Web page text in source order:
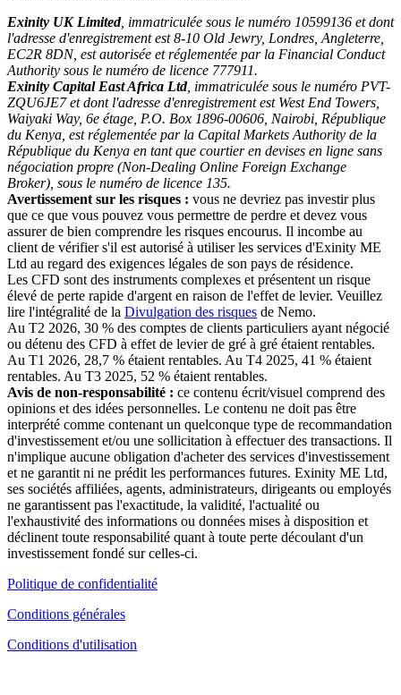
Exinity UK Limited, immatriculée sous le numéro 10599136 et dont
l'adresse d'enregistrement est 8-10 Old Jewry, Londres, Angleterre,
EC2R 8DN, est autorisée et réglementée par la Financial Conduct
Authority sous le numéro de licence 777911.
Exinity Capital East Africa Ltd, immatriculée sous le numéro PVT-
ZQU6JE7 et dont l'adresse d'enregistrement est West End Towers,
Waiyaki Way, 6e étage, P.O. Box 1896-00606, Nairobi, République
du Kenya, est réglementée par la Capital Markets Authority de la
République du Kenya en tant que courtier en devises en ligne sans
négociation propre (Non-Dealing Online Foreign Exchange
Broker), sous le numéro de licence 135.
Avertissement sur les risques : vous ne devriez pas investir plus
que ce que vous pouvez vous permettre de perdre et devez vous
assurer de bien comprendre les risques encourus. Il incombe au
client de vérifier s'il est autorisé à utiliser les services d'Exinity ME
Ltd au regard des exigences légales de son pays de résidence.
Les CFD sont des instruments complexes et présentent un risque
élevé de perte rapide d'argent en raison de l'effet de levier. Veuillez
lire l'intégralité de la Divulgation des risques de Nemo.
Au T2 2026, 30 % des comptes de clients particuliers ayant négocié
ou détenu des CFD à effet de levier de gré à gré étaient rentables.
Au T1 2026, 28,7 % étaient rentables. Au T4 2025, 41 % étaient
rentables. Au T3 2025, 52 % étaient rentables.
Avis de non-responsabilité : ce contenu écrit/visuel comprend des
opinions et des idées personnelles. Le contenu ne doit pas être
interprété comme contenant un quelconque type de recommandation
d'investissement et/ou une sollicitation à effectuer des transactions. Il
n'implique aucune obligation d'acheter des services d'investissement
et ne garantit ni ne prédit les performances futures. Exinity ME Ltd,
ses sociétés affiliées, agents, administrateurs, dirigeants ou employés
ne garantissent pas l'exactitude, la validité, l'actualité ou
l'exhaustivité des informations ou données mises à disposition et
déclinent toute responsabilité quant à toute perte découlant d'un
investissement fondé sur celles-ci.
Politique de confidentialité
Conditions générales
Conditions d'utilisation